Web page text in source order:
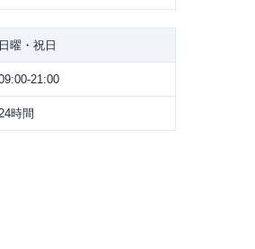
日曜・祝日
21:00
時間